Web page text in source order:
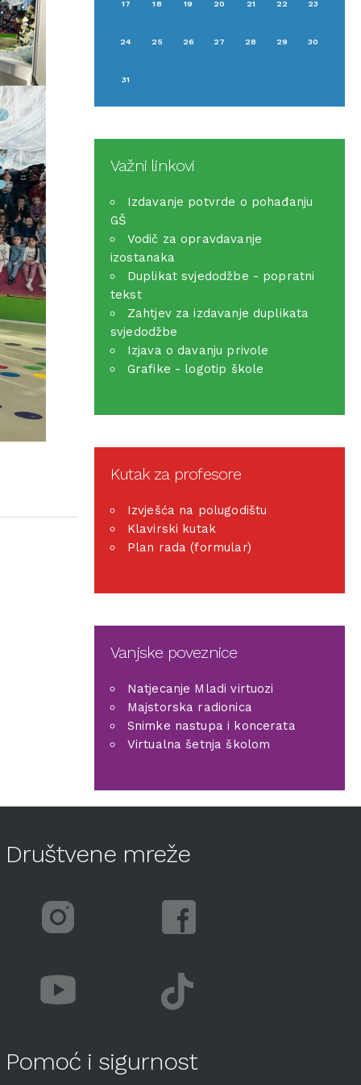
17 18 19 20 21 22 23
24 25 26 27 28 29 30
31
Važni linkovi
Izdavanje potvrde o pohađanju
GŠ
Vodič za opravdavanje
izostanaka
Duplikat svjedodžbe - popratni
tekst
Zahtjev za izdavanje duplikata
svjedodžbe
Izjava o davanju privole
Grafike - logotip škole
Kutak za profesore
Izvješća na polugodištu
Klavirski kutak
Plan rada (formular)
Vanjske poveznice
Natjecanje Mladi virtuozi
Majstorska radionica
Snimke nastupa i koncerata
Virtualna šetnja školom
Društvene mreže
Pomoć i sigurnost